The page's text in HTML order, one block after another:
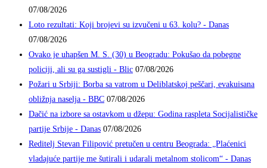
07/08/2026
Loto rezultati: Koji brojevi su izvučeni u 63. kolu? - Danas
07/08/2026
Ovako je uhapšen M. S. (30) u Beogradu: Pokušao da pobegne
policiji, ali su ga sustigli - Blic 07/08/2026
Požari u Srbiji: Borba sa vatrom u Deliblatskoj peščari, evakuisana
obližnja naselja - BBC 07/08/2026
Dačić na izbore sa ostavkom u džepu: Godina raspleta Socijalističke
partije Srbije - Danas 07/08/2026
Reditelj Stevan Filipović pretučen u centru Beograda: „Plaćenici
vladajuće partije me šutirali i udarali metalnom stolicom“ - Danas